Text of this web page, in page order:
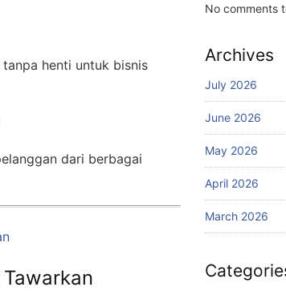
henti untuk bisnis
dari berbagai
No comments
Archives
July 2026
June 2026
May 2026
April 2026
March 2026